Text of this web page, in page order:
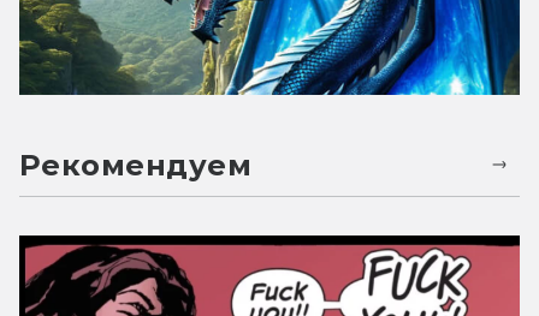
Рекомендуем